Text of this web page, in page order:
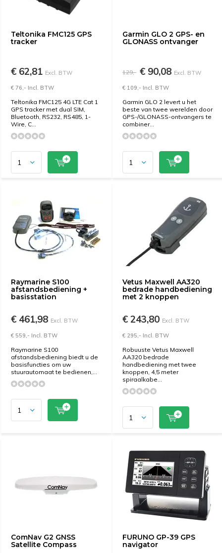
Teltonika FMC125 GPS
tracker
€ 62,81 Excl. BTW
€ 76,- Incl. BTW
Teltonika FMC125 4G LTE Cat 1
GPS tracker met dual SIM,
Bluetooth, RS232, RS485, 1-
Wire, C...
Garmin GLO 2 GPS- en
GLONASS ontvanger
129,- € 90,08 Excl. BTW
€ 109,- Incl. BTW
Garmin GLO 2 levert u het
beste van twee werelden door
GPS-/GLONASS-ontvangers te
combiner...
Raymarine S100
afstandsbediening +
basisstation
€ 461,98 Excl. BTW
€ 559,- Incl. BTW
Raymarine S100
afstandsbediening biedt u de
basisfuncties om uw
stuurautomaat te bedienen,...
Vetus Maxwell AA320
bedrade handbediening
met 2 knoppen
€ 243,80 Excl. BTW
€ 295,- Incl. BTW
Robuuste Vetus Maxwell
AA320 bedrade
handbediening met twee
knoppen, 4,5 meter
spiraalkabe...
ComNav G2 GNSS
Satellite Compass
FURUNO GP-39 GPS
navigator